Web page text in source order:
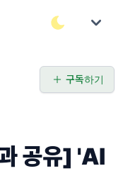
구독하기
공유] 'AI